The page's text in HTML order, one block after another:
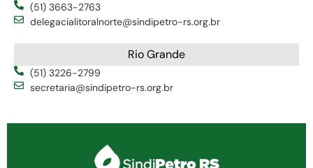
(51) 3663-2763
delegacialitoralnorte@sindipetro-rs.org.br
Rio Grande
(51) 3226-2799
secretaria@sindipetro-rs.org.br